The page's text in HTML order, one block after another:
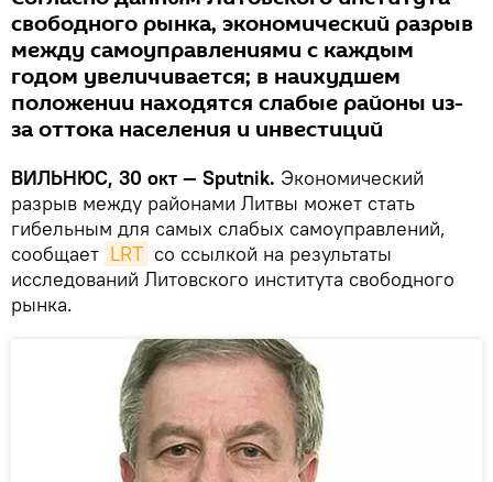
свободного рынка, экономический разрыв
между самоуправлениями с каждым
годом увеличивается; в наихудшем
положении находятся слабые районы из-
за оттока населения и инвестиций
ВИЛЬНЮС, 30 окт — Sputnik. Экономический
разрыв между районами Литвы может стать
гибельным для самых слабых самоуправлений,
сообщает LRT со ссылкой на результаты
исследований Литовского института свободного
рынка.